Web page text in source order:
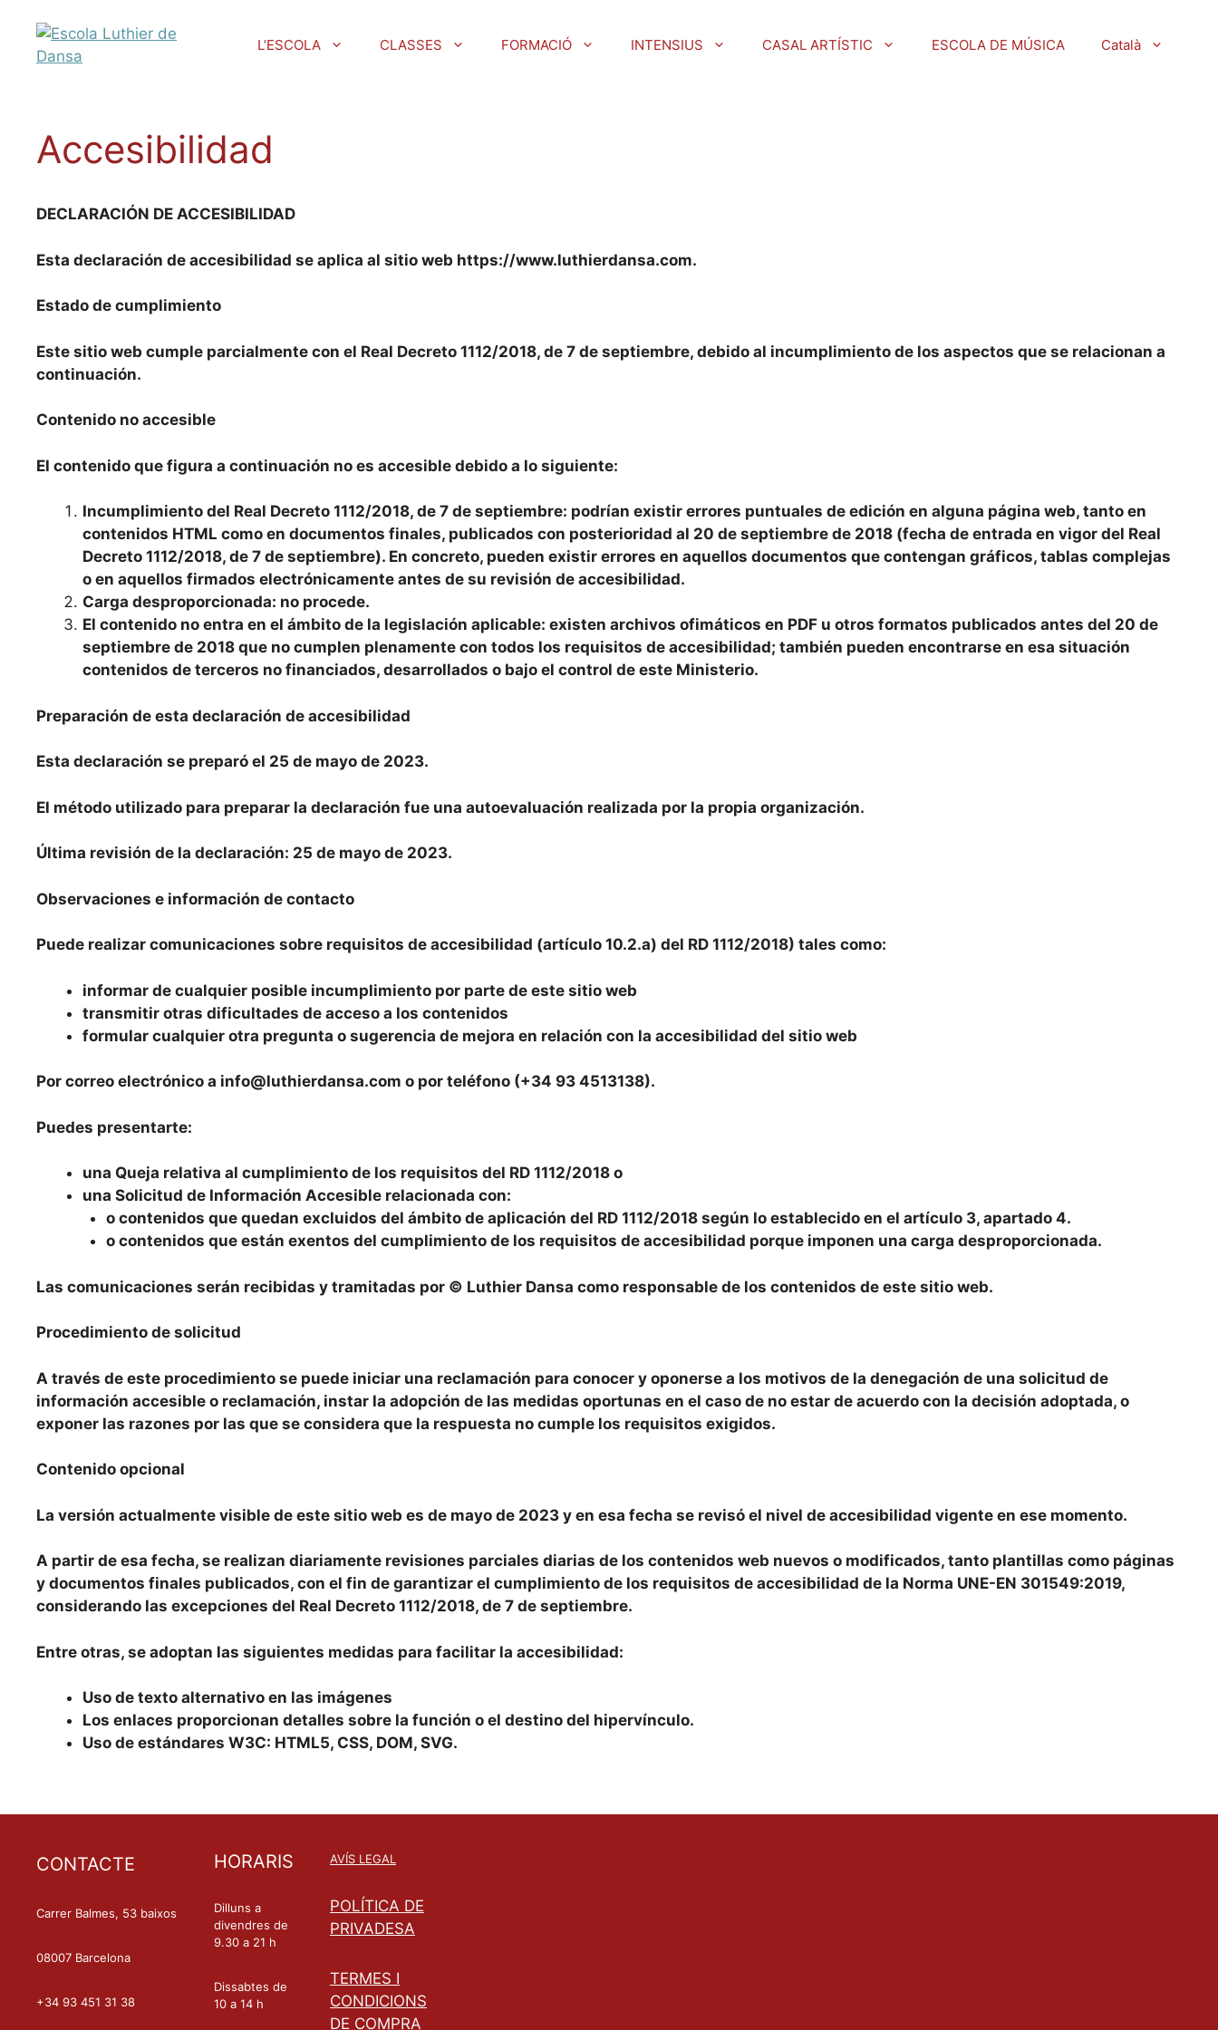
contingut
L’ESCOLA CLASSES FORMACIÓ INTENSIUS CASAL ARTÍSTIC ESCOLA DE MÚSICA Català
Accesibilidad
DECLARACIÓN DE ACCESIBILIDAD
Esta declaración de accesibilidad se aplica al sitio web https://www.luthierdansa.com.
Estado de cumplimiento
Este sitio web cumple parcialmente con el Real Decreto 1112/2018, de 7 de septiembre, debido al incumplimiento de los aspectos que se relacionan a
continuación.
Contenido no accesible
El contenido que figura a continuación no es accesible debido a lo siguiente:
Incumplimiento del Real Decreto 1112/2018, de 7 de septiembre: podrían existir errores puntuales de edición en alguna página web, tanto en
contenidos HTML como en documentos finales, publicados con posterioridad al 20 de septiembre de 2018 (fecha de entrada en vigor del Real
Decreto 1112/2018, de 7 de septiembre). En concreto, pueden existir errores en aquellos documentos que contengan gráficos, tablas complejas
o en aquellos firmados electrónicamente antes de su revisión de accesibilidad.
Carga desproporcionada: no procede.
El contenido no entra en el ámbito de la legislación aplicable: existen archivos ofimáticos en PDF u otros formatos publicados antes del 20 de
septiembre de 2018 que no cumplen plenamente con todos los requisitos de accesibilidad; también pueden encontrarse en esa situación
contenidos de terceros no financiados, desarrollados o bajo el control de este Ministerio.
Preparación de esta declaración de accesibilidad
Esta declaración se preparó el 25 de mayo de 2023.
El método utilizado para preparar la declaración fue una autoevaluación realizada por la propia organización.
Última revisión de la declaración: 25 de mayo de 2023.
Observaciones e información de contacto
Puede realizar comunicaciones sobre requisitos de accesibilidad (artículo 10.2.a) del RD 1112/2018) tales como:
informar de cualquier posible incumplimiento por parte de este sitio web
transmitir otras dificultades de acceso a los contenidos
formular cualquier otra pregunta o sugerencia de mejora en relación con la accesibilidad del sitio web
Por correo electrónico a info@luthierdansa.com o por teléfono (+34 93 4513138).
Puedes presentarte:
una Queja relativa al cumplimiento de los requisitos del RD 1112/2018 o
una Solicitud de Información Accesible relacionada con:
o contenidos que quedan excluidos del ámbito de aplicación del RD 1112/2018 según lo establecido en el artículo 3, apartado 4.
o contenidos que están exentos del cumplimiento de los requisitos de accesibilidad porque imponen una carga desproporcionada.
Las comunicaciones serán recibidas y tramitadas por © Luthier Dansa como responsable de los contenidos de este sitio web.
Procedimiento de solicitud
A través de este procedimiento se puede iniciar una reclamación para conocer y oponerse a los motivos de la denegación de una solicitud de
información accesible o reclamación, instar la adopción de las medidas oportunas en el caso de no estar de acuerdo con la decisión adoptada, o
exponer las razones por las que se considera que la respuesta no cumple los requisitos exigidos.
Contenido opcional
La versión actualmente visible de este sitio web es de mayo de 2023 y en esa fecha se revisó el nivel de accesibilidad vigente en ese momento.
A partir de esa fecha, se realizan diariamente revisiones parciales diarias de los contenidos web nuevos o modificados, tanto plantillas como páginas
y documentos finales publicados, con el fin de garantizar el cumplimiento de los requisitos de accesibilidad de la Norma UNE-EN 301549:2019,
considerando las excepciones del Real Decreto 1112/2018, de 7 de septiembre.
Entre otras, se adoptan las siguientes medidas para facilitar la accesibilidad:
Uso de texto alternativo en las imágenes
Los enlaces proporcionan detalles sobre la función o el destino del hipervínculo.
Uso de estándares W3C: HTML5, CSS, DOM, SVG.
CONTACTE
Carrer Balmes, 53 baixos
08007 Barcelona
+34 93 451 31 38
HORARIS
Dilluns a
divendres de
9.30 a 21 h
Dissabtes de
10 a 14 h
AVÍS LEGAL
POLÍTICA DE
PRIVADESA
TERMES I
CONDICIONS
DE COMPRA